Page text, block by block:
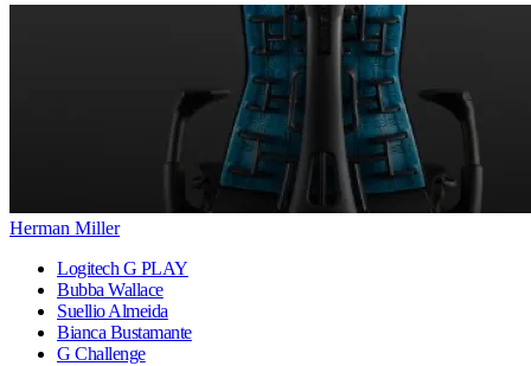
Herman Miller
Logitech G PLAY
Bubba Wallace
Suellio Almeida
Bianca Bustamante
G Challenge